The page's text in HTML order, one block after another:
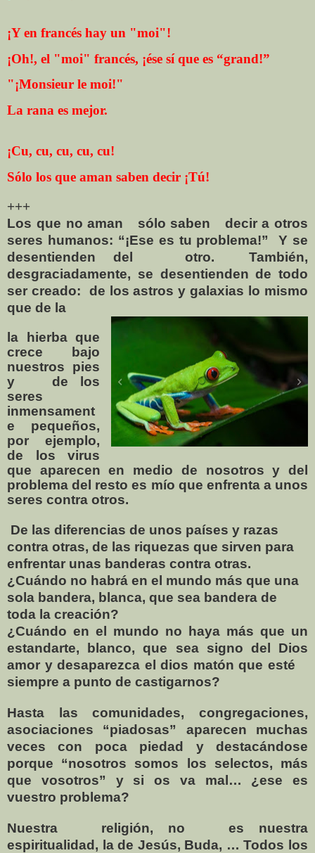
¡Y en francés hay un "moi"!
¡Oh!, el "moi" francés, ¡ése sí que es “grand!”
"¡Monsieur le moi!"
La rana es mejor.
¡Cu, cu, cu, cu, cu!
Sólo los que aman saben decir ¡Tú!
+++
Los que no aman
sólo saben
decir a otros
seres humanos: “¡Ese es tu problema!”
Y se
desentienden del
otro.
También,
desgraciadamente, se desentienden de todo
ser creado:
de los astros y galaxias lo mismo
que de la
la hierba que
crece bajo
nuestros pies
y
de los
seres
inmensament
e pequeños,
por ejemplo,
de los virus
que aparecen en medio de nosotros y del
problema del resto es mío que enfrenta a unos
seres contra otros.
De las diferencias de unos países y razas
contra otras, de las riquezas que sirven para
enfrentar unas banderas contra otras.
¿Cuándo no habrá en el mundo más que una
sola bandera, blanca, que sea bandera de
toda la creación?
¿Cuándo en el mundo no haya más que un
estandarte, blanco, que sea signo del Dios
amor y desaparezca el dios matón que esté
siempre a punto de castigarnos?
Hasta las comunidades, congregaciones,
asociaciones “piadosas” aparecen muchas
veces con poca piedad y destacándose
porque “nosotros somos los selectos, más
que vosotros” y si os va mal… ¿ese es
vuestro problema?
Nuestra religión, no
es nuestra
espiritualidad, la de Jesús, Buda, … Todos los